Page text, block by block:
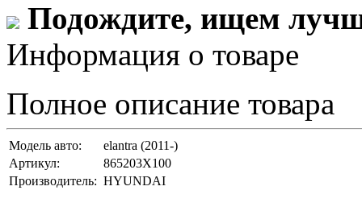
Подождите, ищем
Информация о товаре
Полное описание товара
Модель авто:
elantra (2011-)
Артикул:
865203X100
Производитель: HYUNDAI